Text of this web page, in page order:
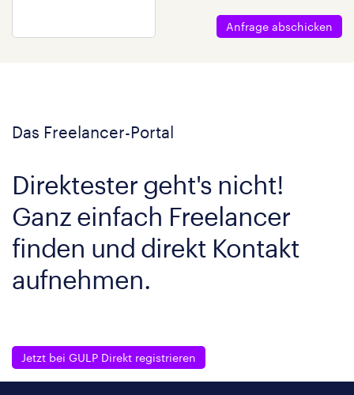
Anfrage abschicken
Das Freelancer-Portal
Direktester geht's nicht!
Ganz einfach Freelancer
finden und direkt Kontakt
aufnehmen.
Jetzt bei GULP Direkt registrieren